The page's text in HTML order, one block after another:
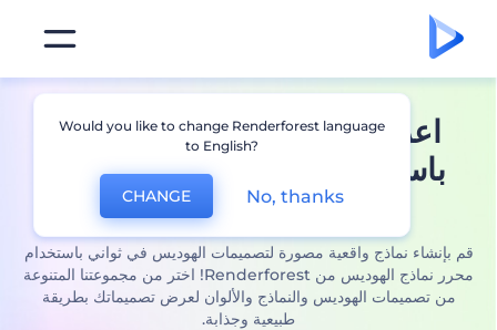
اعرض أسلوب علامتك التجارية
باستخدام
محرر نماذج الهوديس
القوي
قم بإنشاء نماذج واقعية مصورة لتصميمات الهوديس في ثواني باستخدام
محرر نماذج الهوديس من Renderforest! اختر من مجموعتنا المتنوعة
من تصميمات الهوديس والنماذج والألوان لعرض تصميماتك بطريقة
طبيعية وجذابة.
Would you like to change Renderforest language
to English?
CHANGE No, thanks